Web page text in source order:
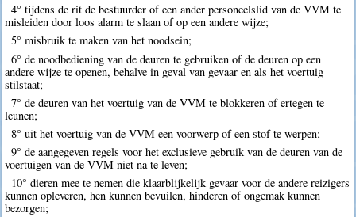
4° tijdens de rit de bestuurder of een ander personeelslid van de VVM te
misleiden door loos alarm te slaan of op een andere wijze;
5° misbruik te maken van het noodsein;
6° de noodbediening van de deuren te gebruiken of de deuren op een
andere wijze te openen, behalve in geval van gevaar en als het voertuig
stilstaat;
7° de deuren van het voertuig van de VVM te blokkeren of ertegen te
leunen;
8° uit het voertuig van de VVM een voorwerp of een stof te werpen;
9° de aangegeven regels voor het exclusieve gebruik van de deuren van de
voertuigen van de VVM niet na te leven;
10° dieren mee te nemen die klaarblijkelijk gevaar voor de andere reizigers
kunnen opleveren, hen kunnen bevuilen, hinderen of ongemak kunnen
bezorgen;